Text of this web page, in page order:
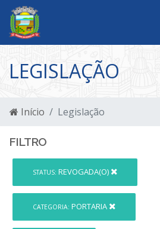
LEGISLAÇÃO
Início Legislação
FILTRO
STATUS: REVOGADA(O)
CATEGORIA: PORTARIA